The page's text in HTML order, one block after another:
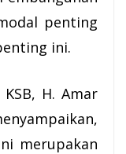
penting
ini.
H. Amar
merupakan